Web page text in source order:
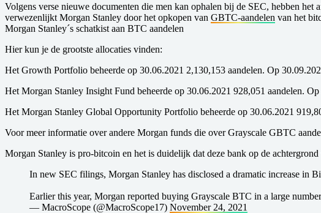
Volgens verse nieuwe documenten die men kan ophalen bij de SEC, hebben
verwezenlijkt Morgan Stanley door het opkopen van GBTC-aandelen van het
Morgan Stanley´s schatkist aan BTC aandelen
Hier kun je de grootste allocaties vinden:
Het Growth Portfolio beheerde op 30.06.2021 2,130,153 aandelen. Op
Het Morgan Stanley Insight Fund beheerde op 30.06.2021 928,051 aandelen.
Het Morgan Stanley Global Opportunity Portfolio beheerde op 30.06.2021
Voor meer informatie over andere Morgan funds die over Grayscale GBTC
Morgan Stanley is pro-bitcoin en het is duidelijk dat deze bank op de
In new SEC filings, Morgan Stanley has disclosed a dramatic increase in
Earlier this year, Morgan reported buying Grayscale BTC in a large
— MacroScope (@MacroScope17) November 24, 2021